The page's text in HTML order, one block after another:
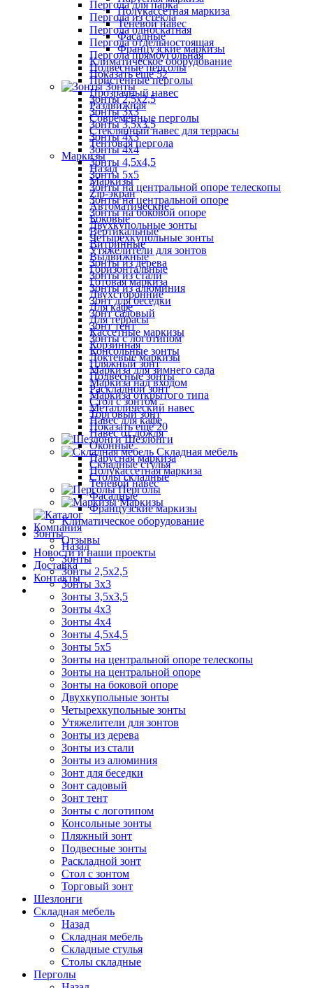
Полукассетная маркиза
Теневой навес
Фасадные
Французские маркизы
Климатическое оборудование
Показать ещё 52
Зонты
Зонты 2,5х2,5
Зонты 3х3
Зонты 3,5х3,5
Зонты 4х3
Зонты 4х4
Зонты 4,5х4,5
Зонты 5х5
Зонты на центральной опоре телескопы
Зонты на центральной опоре
Зонты на боковой опоре
Двухкупольные зонты
Четырехкупольные зонты
Утяжелители для зонтов
Зонты из дерева
Зонты из стали
Зонты из алюминия
Зонт для беседки
Зонт садовый
Зонт тент
Зонты с логотипом
Консольные зонты
Пляжный зонт
Подвесные зонты
Раскладной зонт
Стол с зонтом
Торговый зонт
Показать ещё 20
Шезлонги
Складная мебель
Складные стулья
Столы складные
Перголы
Маркизы
Компания
Отзывы
Новости и наши проекты
Доставка
Контакты
Пергола для парка
Пергола из стекла
Пергола односкатная
Пергола отдельностоящая
Пергола прямоугольная
Подвесные перголы
Пристенные перголы
Прозрачный навес
Раздвижная
Современные перголы
Стеклянный навес для террасы
Тентовая пергола
Маркизы
Назад
Маркизы
Zip-экран
Автоматические
Боковые
Вертикальные
Витринные
Выдвижные
Горизонтальные
Готовая маркиза
Двухсторонние
Для кафе
Для террасы
Кассетные маркизы
Корзинная
Локтевые маркизы
Маркиза для зимнего сада
Маркиза над входом
Маркиза открытого типа
Металлический навес
Навес для кафе
Навес от дождя
Оконные
Парусная маркиза
Полукассетная маркиза
Теневой навес
Фасадные
Французские маркизы
Климатическое оборудование
Зонты
Назад
Зонты
Зонты 2,5х2,5
Зонты 3х3
Зонты 3,5х3,5
Зонты 4х3
Зонты 4х4
Зонты 4,5х4,5
Зонты 5х5
Зонты на центральной опоре телескопы
Зонты на центральной опоре
Зонты на боковой опоре
Двухкупольные зонты
Четырехкупольные зонты
Утяжелители для зонтов
Зонты из дерева
Зонты из стали
Зонты из алюминия
Зонт для беседки
Зонт садовый
Зонт тент
Зонты с логотипом
Консольные зонты
Пляжный зонт
Подвесные зонты
Раскладной зонт
Стол с зонтом
Торговый зонт
Шезлонги
Складная мебель
Назад
Складная мебель
Складные стулья
Столы складные
Перголы